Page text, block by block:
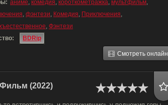
аниме, комедия, короткометражка, мультфильм,
, фэнтези, Комедия, Приключения,
, Фэнтези
BDRip
Смотреть онлайн
(2022)